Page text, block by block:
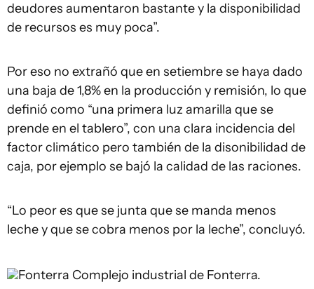
deudores aumentaron bastante y la disponibilidad
de recursos es muy poca”.
Por eso no extrañó que en setiembre se haya dado
una baja de 1,8% en la producción y remisión, lo que
definió como “una primera luz amarilla que se
prende en el tablero”, con una clara incidencia del
factor climático pero también de la disonibilidad de
caja, por ejemplo se bajó la calidad de las raciones.
“Lo peor es que se junta que se manda menos
leche y que se cobra menos por la leche”, concluyó.
Fonterra Complejo industrial de Fonterra.